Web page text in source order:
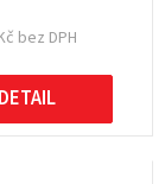
bez DPH
DETAIL